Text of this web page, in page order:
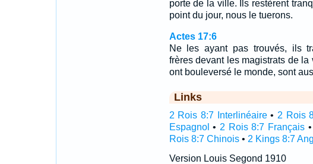
porte de la ville. Ils restèrent
point du jour, nous le tuerons.
Actes 17:6
Ne les ayant pas trouvés, ils
frères devant les magistrats de
ont bouleversé le monde, sont
Links
2 Rois 8:7 Interlinéaire• 2 Rois
Espagnol • 2 Rois 8:7 Français •
Rois 8:7 Chinois• 2 Kings 8:7
Version Louis Segond 1910